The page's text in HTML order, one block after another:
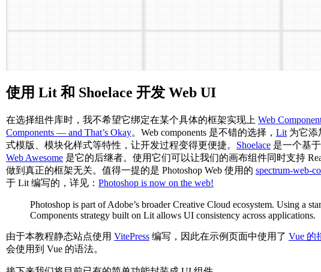
使用 Lit 和 Shoelace 开发 Web UI
在选择组件库时，我不希望它绑定在某个具体的框架实现上 Web
Components — and That’s Okay。Web components 是不错的选择， Lit 为它添
式模版、模块化样式等特性，让开发过程变得更便捷。 Shoelace 是一个基于
Web Awesome 是它的后继者。使用它们可以让我们的画布组件同时支持
做到真正的框架无关。值得一提的是 Photoshop Web 使用的 spectrum-web-
于 Lit 编写的，详见： Photoshop is now on the web!
Photoshop is part of Adobe’s broader Creative Cloud ecosystem. Using a
Components strategy built on Lit allows UI consistency across applications.
由于本教程静态站点使用 VitePress 编写，因此在示例页面中使用了 Vue 的
会使用到 Vue 的语法。